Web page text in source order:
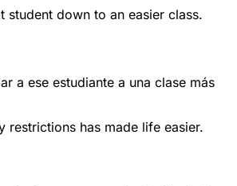
student down to an easier class.
a ese estudiante a una clase más
restrictions has made life easier.